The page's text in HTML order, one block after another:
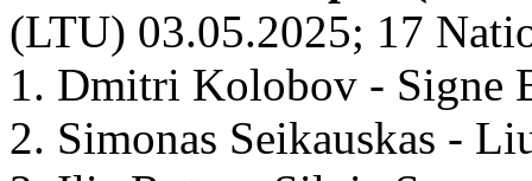
(LTU) 03.05.2025; 17
1. Dmitri Kolobov - Signe
2. Simonas Seikauskas -